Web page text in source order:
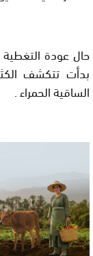
حال عودة
بدأت تتكشف
الساقية الحمراء .